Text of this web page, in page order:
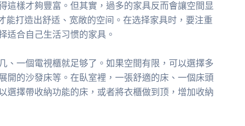
這樣才夠豐富。但其實，過多的家具反而會讓空間显
打造出舒适、宽敞的空间。在选择家具时，要注重
适合自己生活习惯的家具。
、一個電視櫃就足够了。如果空間有限，可以選擇多
開的沙發床等。在臥室裡，一張舒適的床、一個床頭
選擇帶收納功能的床，或者將衣櫃做到顶，增加收納